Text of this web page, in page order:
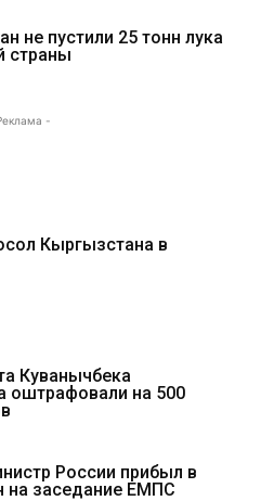
не пустили 25 тонн лука
страны
-
Кыргызстана в
Куванычбека
оштрафовали на 500
России прибыл в
на заседание ЕМПС